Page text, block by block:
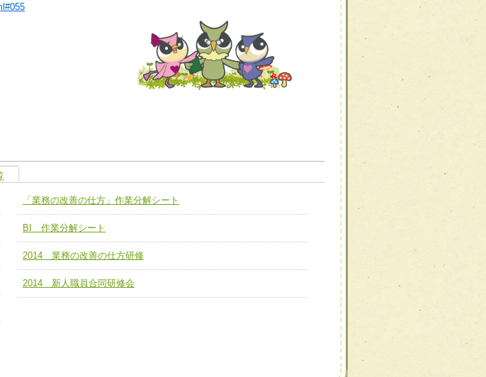
ユニット４ 専門能力拡大・向上
各職種のスキルを拡大・向上させ、新たな可能性を広げる
人材養成のためのマネジメントおよび効果的な指導ができる
チーム14【苦情・クレーム・暴力対応支援チーム】
チーム15【人材養成エキスパートチーム】
「業務の改善の仕方」作業分解シート
BI 作業分解シート
2014 業務の改善の仕方研修
2014 新人職員合同研修会